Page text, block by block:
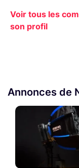
Voir tous les
son profil
Annonces de